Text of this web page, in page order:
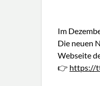
Im
Die neuen
Webseite
👉 https://